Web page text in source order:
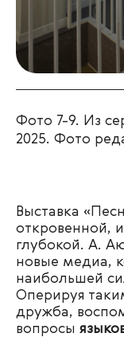
Фото 7-9. Из
2025. Фото
Выставка
откровенной,
глубокой. А.
новые медиа,
наибольшей
Оперируя
дружба,
вопросы